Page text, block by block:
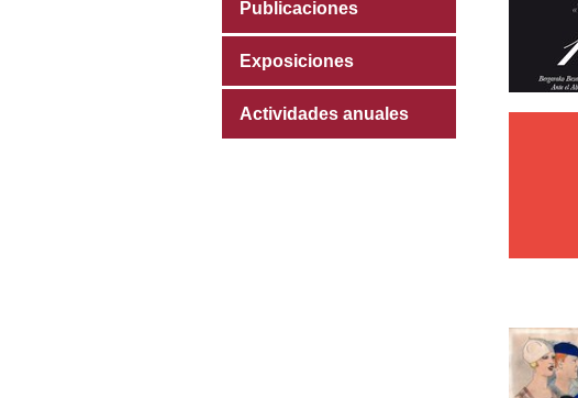
Publicaciones
Exposiciones
Actividades anuales